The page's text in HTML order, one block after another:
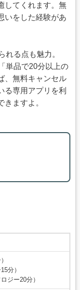
してくれます。無
いをした経験があ
れる点も魅力。
単品で20分以上の
、無料キャンセル
る専用アプリを利
ますよ。
分）
ジー20分）